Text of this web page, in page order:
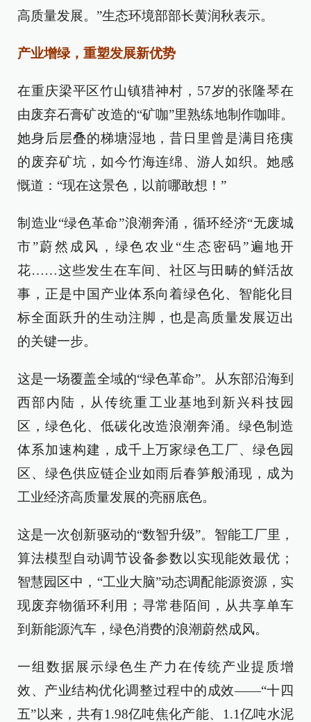
高质量发展。”生态环境部部长黄润秋表示。
产业增绿，重塑发展新优势
在重庆梁平区竹山镇猎神村，57岁的张隆琴在
由废弃石膏矿改造的“矿咖”里熟练地制作咖啡。
她身后层叠的梯塘湿地，昔日里曾是满目疮痍
的废弃矿坑，如今竹海连绵、游人如织。她感
慨道：“现在这景色，以前哪敢想！”
制造业“绿色革命”浪潮奔涌，循环经济“无废城
市”蔚然成风，绿色农业“生态密码”遍地开
花……这些发生在车间、社区与田畴的鲜活故
事，正是中国产业体系向着绿色化、智能化目
标全面跃升的生动注脚，也是高质量发展迈出
的关键一步。
这是一场覆盖全域的“绿色革命”。从东部沿海到
西部内陆，从传统重工业基地到新兴科技园
区，绿色化、低碳化改造浪潮奔涌。绿色制造
体系加速构建，成千上万家绿色工厂、绿色园
区、绿色供应链企业如雨后春笋般涌现，成为
工业经济高质量发展的亮丽底色。
这是一次创新驱动的“数智升级”。智能工厂里，
算法模型自动调节设备参数以实现能效最优；
智慧园区中，“工业大脑”动态调配能源资源，实
现废弃物循环利用；寻常巷陌间，从共享单车
到新能源汽车，绿色消费的浪潮蔚然成风。
一组数据展示绿色生产力在传统产业提质增
效、产业结构优化调整过程中的成效——“十四
五”以来，共有1.98亿吨焦化产能、1.1亿吨水泥